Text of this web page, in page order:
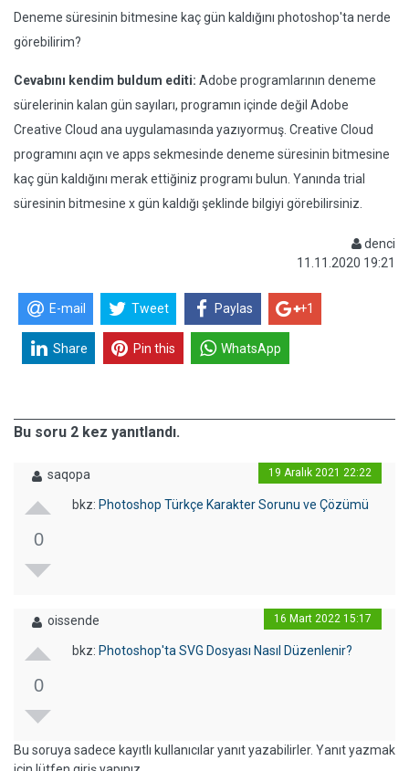
Deneme süresinin bitmesine kaç gün kaldığını photoshop'ta nerde
görebilirim?
Cevabını kendim buldum editi: Adobe programlarının deneme
sürelerinin kalan gün sayıları, programın içinde değil Adobe
Creative Cloud ana uygulamasında yazıyormuş. Creative Cloud
programını açın ve apps sekmesinde deneme süresinin bitmesine
kaç gün kaldığını merak ettiğiniz programı bulun. Yanında trial
süresinin bitmesine x gün kaldığı şeklinde bilgiyi görebilirsiniz.
denci
11.11.2020 19:21
E-mail Tweet Paylas +1
Share Pin this WhatsApp
Bu soru 2 kez yanıtlandı.
saqopa 19 Aralık 2021 22:22
0
bkz: Photoshop Türkçe Karakter Sorunu ve Çözümü
oissende 16 Mart 2022 15:17
0
bkz: Photoshop'ta SVG Dosyası Nasıl Düzenlenir?
Bu soruya sadece kayıtlı kullanıcılar yanıt yazabilirler. Yanıt yazmak